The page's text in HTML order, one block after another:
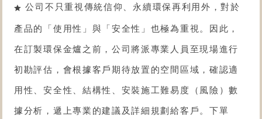
公司不只重視傳統信仰、永續環保再利用外，對於
產品的「使用性」與「安全性」也極為重視。因此，
在訂製環保金爐之前，公司將派專業人員至現場進行
初勘評估，會根據客戶期待放置的空間區域，確認適
用性、安全性、結構性、安裝施工難易度（風險）數
據分析，遞上專業的建議及詳細規劃給客戶。下單